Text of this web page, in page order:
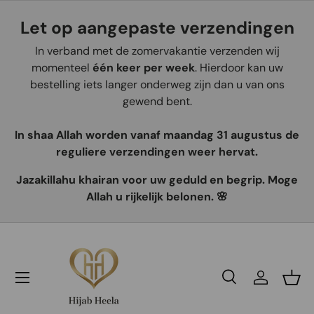
Aller au contenu
Let op aangepaste verzendingen
In verband met de zomervakantie verzenden wij
momenteel één keer per week. Hierdoor kan uw
bestelling iets langer onderweg zijn dan u van ons
gewend bent.
In shaa Allah worden vanaf maandag 31 augustus de
reguliere verzendingen weer hervat.
Jazakillahu khairan voor uw geduld en begrip. Moge
Allah u rijkelijk belonen. 🌸
Recherche
Se